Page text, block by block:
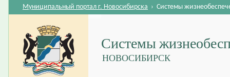
Системы
НОВОСИБИРСК
Муниципальный портал г. Новосибирска › Системы